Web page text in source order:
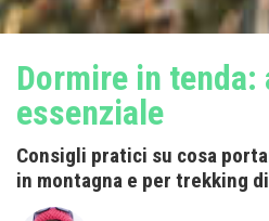
Dormire in
essenziale
Consigli pratici su cosa
in montagna e per trekking